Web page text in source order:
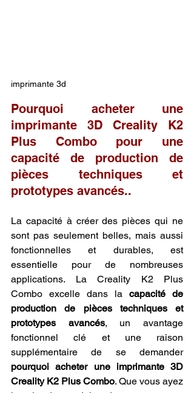
imprimante 3d
Pourquoi acheter une
imprimante 3D Creality K2
Plus Combo pour une
capacité de production de
pièces techniques et
prototypes avancés..
La capacité à créer des pièces qui ne
sont pas seulement belles, mais aussi
fonctionnelles et durables, est
essentielle pour de nombreuses
applications. La Creality K2 Plus
Combo excelle dans la capacité de
production de pièces techniques et
prototypes avancés, un avantage
fonctionnel clé et une raison
supplémentaire de se demander
pourquoi acheter une imprimante 3D
Creality K2 Plus Combo. Que vous ayez